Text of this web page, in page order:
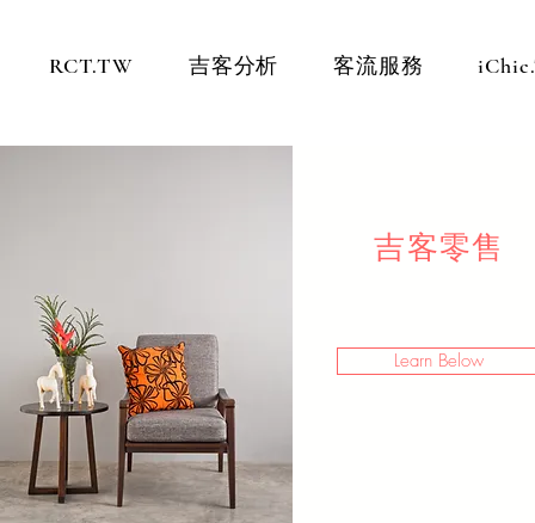
RCT.TW 吉客分析 客流服務
吉客零售
Learn Below